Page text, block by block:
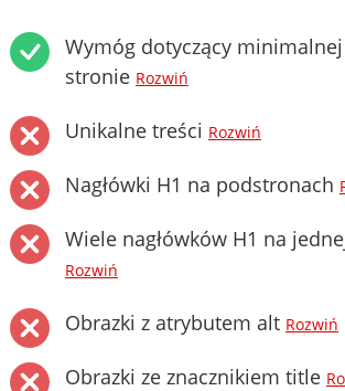
Wymóg dotyczący minimalnej
stronie Rozwiń
Unikalne treści Rozwiń
Nagłówki H1 na podstronach
Wiele nagłówków H1 na
Rozwiń
Obrazki z atrybutem alt Rozwiń
Obrazki ze znacznikiem title